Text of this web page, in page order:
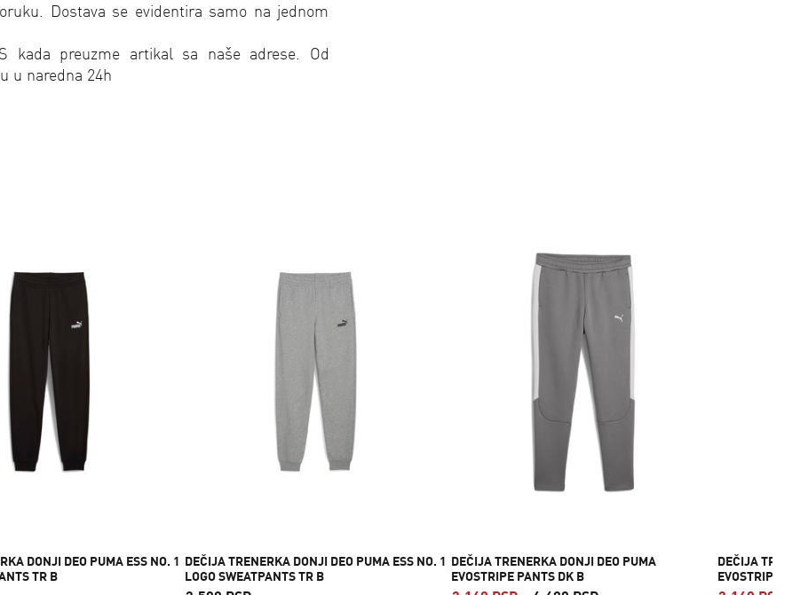
Dostava se evidentira samo na jednom
kada preuzme artikal sa naše adrese. Od
u naredna 24h
DONJI DEO PUMA ESS NO. 1
TR B
DEČIJA TRENERKA DONJI DEO PUMA ESS NO. 1
LOGO SWEATPANTS TR B
DEČIJA TRENERKA DONJI DEO PUMA
EVOSTRIPE PANTS DK B
DEČIJA
EVOSTRIPE